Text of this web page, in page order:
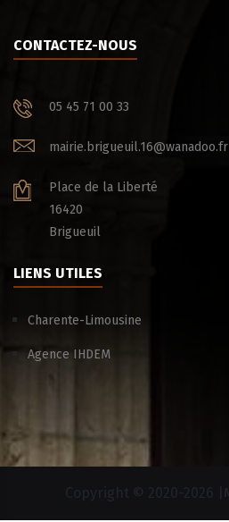
CONTACTEZ-NOUS
05 45 71 00 33
mairie.brigueuil.16@wanadoo.fr
Place de la Liberté
16420
Brigueuil
LIENS UTILES
Charente-Limousine
Agence IHDEM